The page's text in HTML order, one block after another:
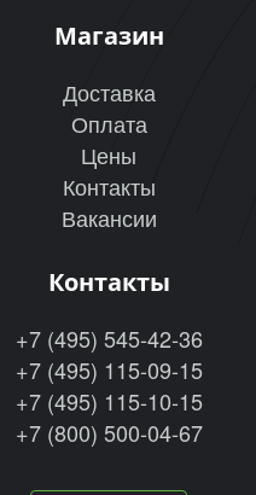
Магазин
Доставка
Оплата
Цены
Контакты
Вакансии
Контакты
+7 (495) 545-42-36
+7 (495) 115-09-15
+7 (495) 115-10-15
+7 (800) 500-04-67